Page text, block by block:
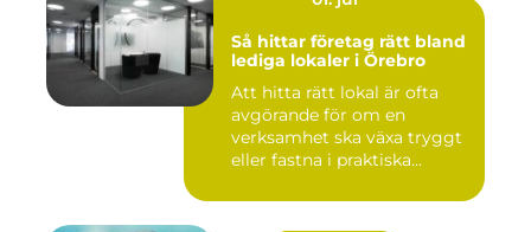
Så hittar företag rätt bland
lediga lokaler i Örebro
Att hitta rätt lokal är ofta
avgörande för om en
verksamhet ska växa tryggt
eller fastna i praktiska...